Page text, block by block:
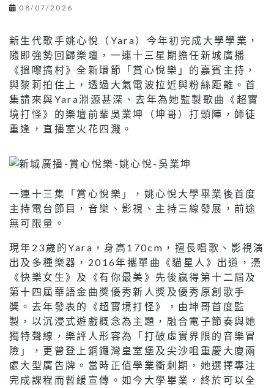
08/07/2026
新生代歌手姚心悅（Yara）今年初完成大學學業，
隨即強勢回歸樂壇，一連十三星期擔任新城廣播
《搵嚟搞村》全新環節「賞心悅樂」的嘉賓主持，
與黎莉拍住上，透過大氣電波拉近與粉絲距離。首
集請來與Yara淵源甚深、去年為她監製歌曲《超實
境打怪》的樂壇前輩吳業坤（坤哥）打頭陣，師徒
重逢，直播室火花四濺。
一連十三集「賞心悅樂」，姚心悅大學畢業後首度
主持電台節目，音樂、影視、主持三線發展，前途
無可限量。
現年23歲的Yara，身高170cm，擅長唱歌、影視演
出及多種樂器，2016年攜單曲《貓星人》出道，憑
《快樂女生》及《有你最美》先後贏得第十二屆及
第十四屆華語金曲獎優秀新人獎及優秀原創歌手
獎。去年發表的《超實境打怪》，由坤哥首度監
製，以沉浸式遊戲概念為主題，融合電子節奏與她
獨特聲線，樂評人形容為「打破虛實界限的音樂冒
險」，更曾登上銅鑼灣皇室堡及尖沙咀重慶大廈兩
處大型廣告牌。當時正值學業衝刺期，她選擇專注
完成課程而暫緩宣傳。如今大學畢業，終於可以全